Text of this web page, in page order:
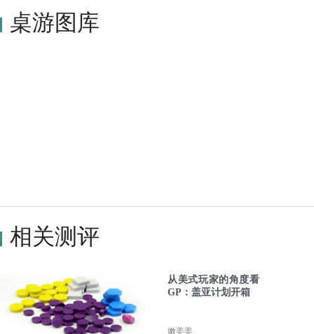
桌游图库
相关测评
从美式玩家的角度看
GP：盖亚计划开箱
嫩姜姜